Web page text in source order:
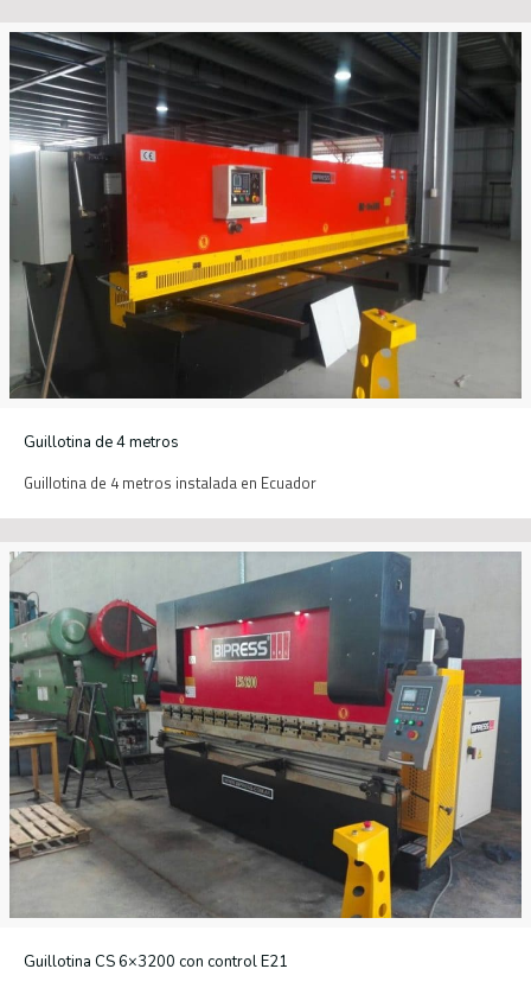
Guillotina de 4 metros
Guillotina de 4 metros instalada en Ecuador
Guillotina CS 6×3200 con control E21